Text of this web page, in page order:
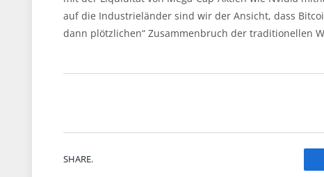
auf die Industrieländer sind wir der Ansicht, dass
dann plötzlichen“ Zusammenbruch der traditionellen
SHARE.